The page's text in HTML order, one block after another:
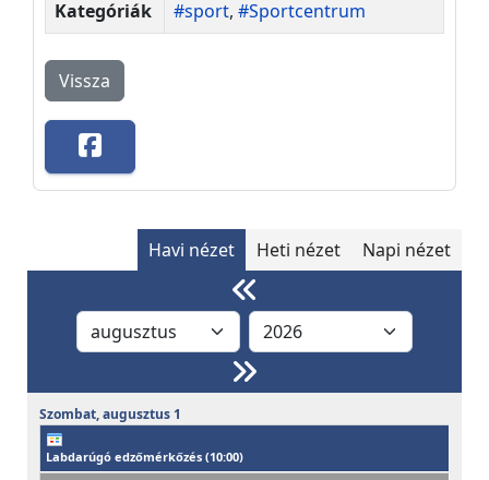
Kategóriák
#sport, #Sportcentrum
Vissza
Havi nézet Heti nézet Napi nézet
Szombat,augusztus 1
Labdarúgó edzőmérkőzés (10:00)